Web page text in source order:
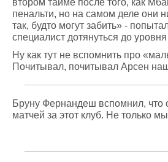
пенальти, но на самом деле они
так, будто могут забить» -
специалист дотянуться до
Ну как тут не вспомнить про
Почитывал, почитывал Арсен
Бруну Фернандеш вспомнил, что
матчей за этот клуб. Не только